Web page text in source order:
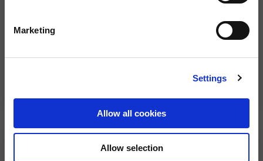
Marketing
Settings
Allow all cookies
Allow selection
Drapeau "Aprilia Racing